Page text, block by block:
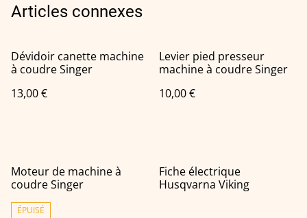
Articles connexes
Dévidoir canette machine
à coudre Singer
13,00 €
Levier pied presseur
machine à coudre Singer
10,00 €
Moteur de machine à
coudre Singer
ÉPUISÉ
Fiche électrique
Husqvarna Viking